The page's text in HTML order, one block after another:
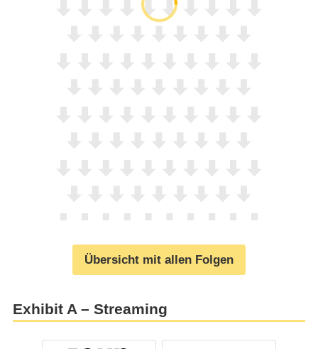
Übersicht mit allen Folgen
Exhibit A – Streaming